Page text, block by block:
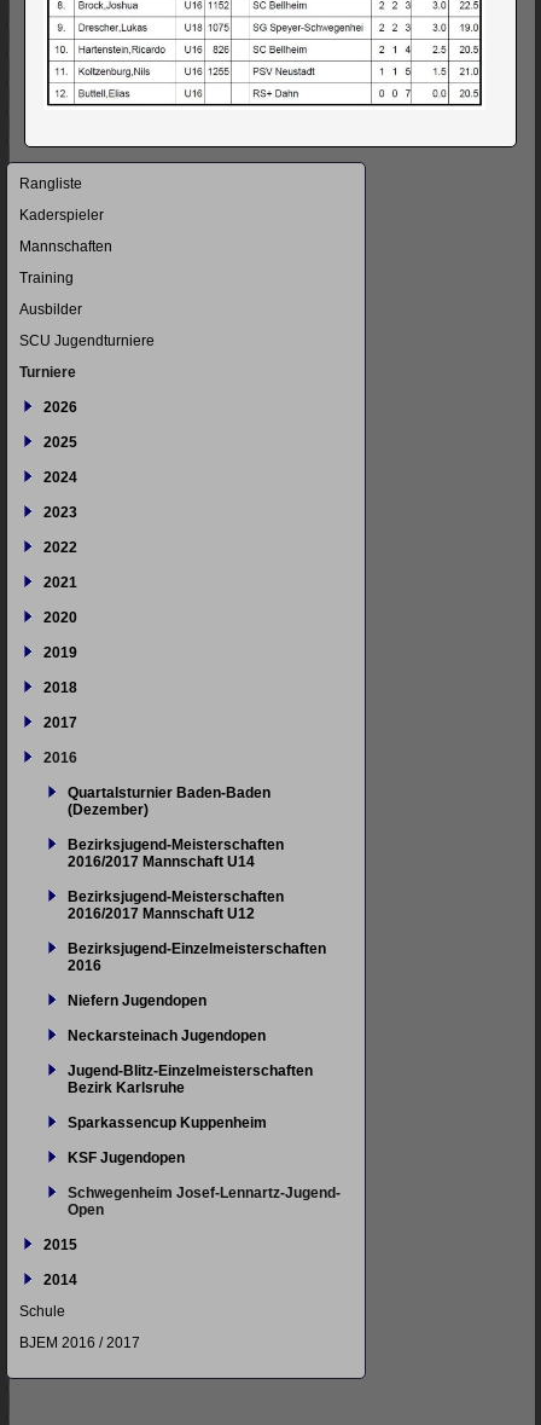
Navigation
Rangliste
Kaderspieler
Mannschaften
Training
Ausbilder
SCU Jugendturniere
Turniere
2026
2025
2024
2023
2022
2021
2020
2019
2018
2017
2016
Quartalsturnier Baden-Baden
(Dezember)
Bezirksjugend-Meisterschaften
2016/2017 Mannschaft U14
Bezirksjugend-Meisterschaften
2016/2017 Mannschaft U12
Bezirksjugend-Einzelmeisterschaften
2016
Niefern Jugendopen
Neckarsteinach Jugendopen
Jugend-Blitz-Einzelmeisterschaften
Bezirk Karlsruhe
Sparkassencup Kuppenheim
KSF Jugendopen
Schwegenheim Josef-Lennartz-Jugend-
Open
2015
2014
Schule
BJEM 2016 / 2017